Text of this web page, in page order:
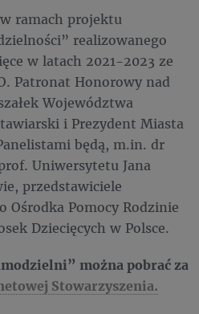
ramach projektu
realizowanego
w latach 2021-2023 ze
Patronat Honorowy nad
Województwa
i Prezydent Miasta
będą, m.in. dr
Uniwersytetu Jana
przedstawiciele
Ośrodka Pomocy Rodzinie
Dziecięcych w Polsce.
można pobrać za
Stowarzyszenia.